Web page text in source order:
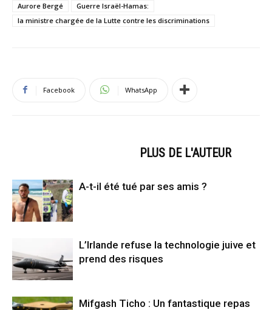
Aurore Bergé
Guerre Israël-Hamas:
la ministre chargée de la Lutte contre les discriminations
Facebook WhatsApp
PLUS DE L'AUTEUR
A-t-il été tué par ses amis ?
L’Irlande refuse la technologie juive et
prend des risques
Mifgash Ticho : Un fantastique repas